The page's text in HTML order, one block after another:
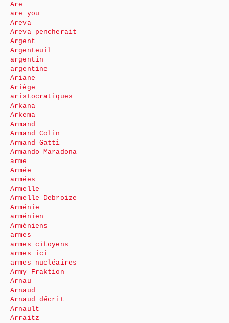
Are
are you
Areva
Areva pencherait
Argent
Argenteuil
argentin
argentine
Ariane
Ariège
aristocratiques
Arkana
Arkema
Armand
Armand Colin
Armand Gatti
Armando Maradona
arme
Armée
armées
Armelle
Armelle Debroize
Arménie
arménien
Arméniens
armes
armes citoyens
armes ici
armes nucléaires
Army Fraktion
Arnau
Arnaud
Arnaud décrit
Arnault
Arraitz